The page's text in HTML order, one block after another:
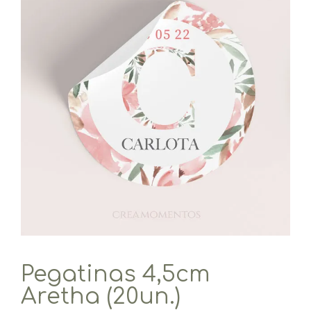
Pegatinas 4,5cm
Aretha (20un.)